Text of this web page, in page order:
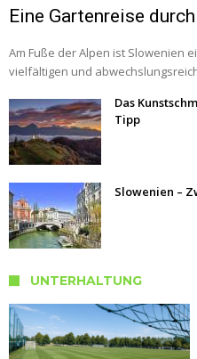
Eine Gartenreise
Am Fuße der Alpen ist Slowenien
vielfältigen und
Das
Tipp
Slowenien –
UNTERHALTUNG